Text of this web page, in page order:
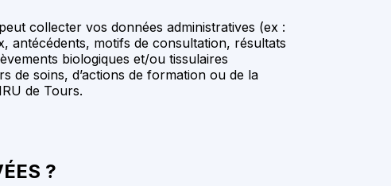
collecter vos données administratives (ex :
antécédents, motifs de consultation, résultats
biologiques et/ou tissulaires
de soins, d’actions de formation ou de la
de Tours.
?